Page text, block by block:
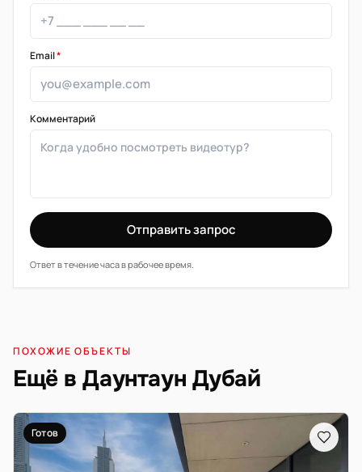
Email*
Комментарий
Отправить запрос
Ответ в течение часа в рабочее время.
ПОХОЖИЕ ОБЪЕКТЫ
Ещё в Даунтаун Дубай
Готов